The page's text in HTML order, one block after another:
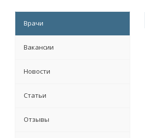
Врачи
Вакансии
Новости
Статьи
Отзывы